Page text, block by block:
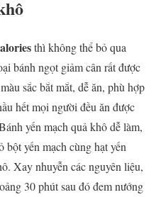
thì không thể bỏ qua
bánh ngọt giảm cân rất được
sắc bắt mắt, dễ ăn, phù hợp
hết mọi người đều ăn được
yến mạch quả khô dễ làm,
yến mạch cùng hạt yến
Xay nhuyễn các nguyên liệu,
30 phút sau đó đem nướng